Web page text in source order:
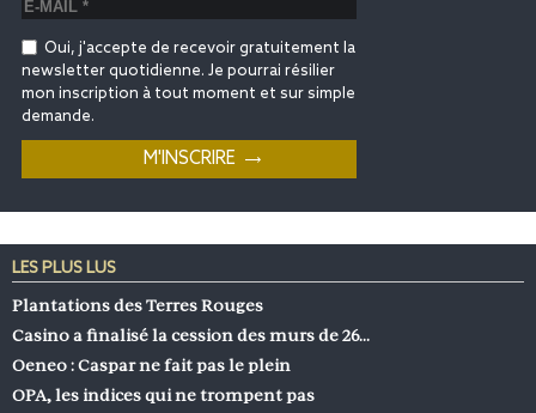
Oui, j'accepte de recevoir gratuitement la
newsletter quotidienne. Je pourrai résilier
mon inscription à tout moment et sur simple
demande.
LES PLUS LUS
Plantations des Terres Rouges
Casino a finalisé la cession des murs de 26…
Oeneo : Caspar ne fait pas le plein
OPA, les indices qui ne trompent pas